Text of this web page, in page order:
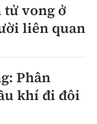
vong ở
liên quan
Phân
khí đi đôi